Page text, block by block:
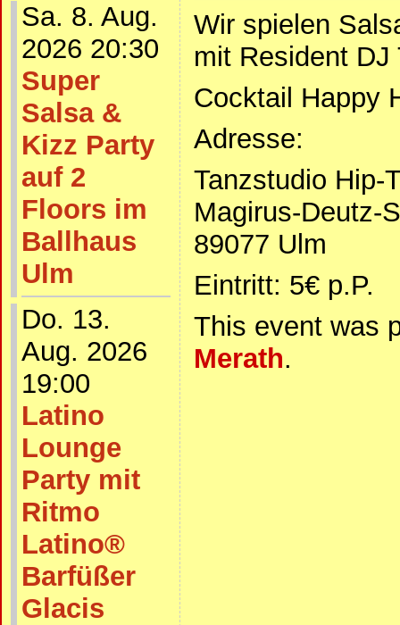
Sa. 8. Aug.
2026 20:30
Super
Salsa &
Kizz Party
auf 2
Floors im
Ballhaus
Ulm
Do. 13.
Aug. 2026
19:00
Latino
Lounge
Party mit
Ritmo
Latino®
Barfüßer
Glacis
Wir spielen
mit Resident DJ
Cocktail Happy
Adresse:
Tanzstudio Hip-
Magirus-Deutz-
89077 Ulm
Eintritt: 5€ p.P.
This event was
Merath.